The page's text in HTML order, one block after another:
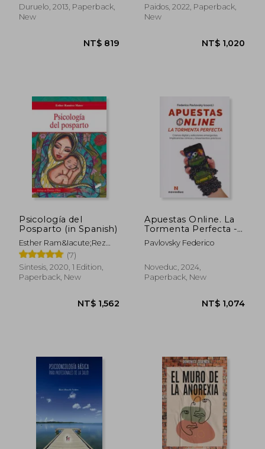
NT$ 1,004
NT$ 837 NT$
Duruelo, 2013, Paperback,
New
Paidos, 2022, Paperback,
New
Psicología del
Posparto (in Spanish)
Esther Ram&Iacute;Rez
Matos
(7)
Sintesis, 2020, 1 Edition,
Paperback, New
Apuestas Online. La
Tormenta Perfecta -
Crianza Digital y
Adicciones
Implicancias Clínicas
y Lineamientos
Pavlovsky Federico
Noveduc, 2024,
Paperback, New